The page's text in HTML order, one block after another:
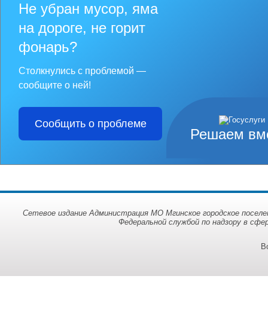
Решаем
Не убран мусор, яма
на дороге, не горит
фонарь?
Столкнулись с проблемой —
сообщите о ней!
Сообщить о проблеме
Сетевое издание Администрация МО Мгинское городское
Федеральной службой по надзору в